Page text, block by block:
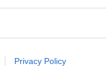
Privacy Policy
I et inferno af